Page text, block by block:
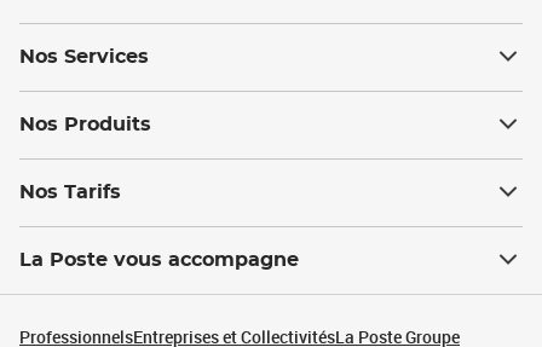
Nos Services
Nos Produits
Nos Tarifs
La Poste vous accompagne
ProfessionnelsEntreprises et CollectivitésLa Poste Groupe